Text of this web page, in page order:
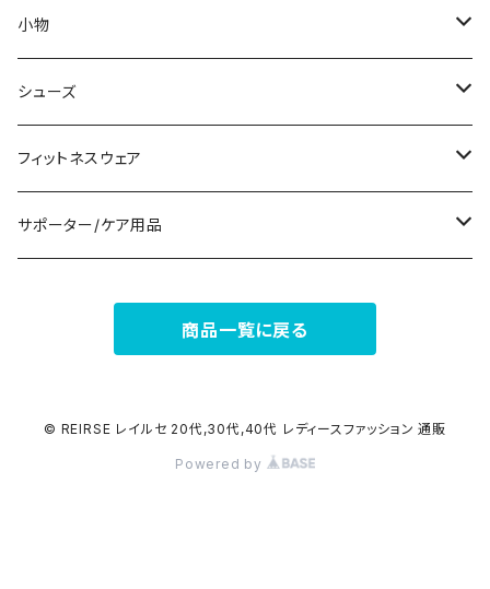
ノースリーブ
パンツドレス
ナイトドレス
その他
ピアス
コサージュ
リング
その他
ショーツ
タンクトップ/キャミソール
半袖/5分
7分/長袖
ペチコート/ペチパンツ
その他
サブバッグ
クラッチバッグ
トートバッグ
ショルダーバッグ
カジュアルバッグ
バックパック
小物
マフラー/スカーフ/ストール
財布
アクセサリーケース
シューズ
スニーカー
ブーツ
その他
フィットネスウェア
セット販売
タイツ
サポーター/ケア用品
商品一覧に戻る
© REIRSE レイルセ 20代,30代,40代 レディースファッション 通販
Powered by